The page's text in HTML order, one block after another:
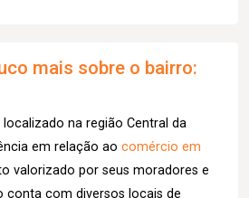
mais sobre o bairro:
na região Central da
em relação ao comércio em
valorizado por seus moradores e
conta com diversos locais de